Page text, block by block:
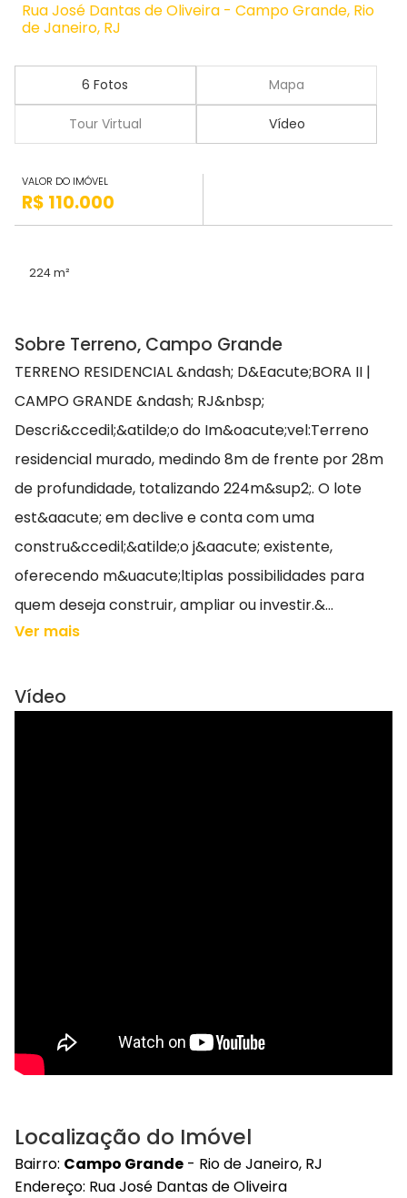
Rua José Dantas de Oliveira - Campo Grande, Rio
de Janeiro, RJ
6 Fotos Mapa
Tour Virtual Vídeo
VALOR DO IMÓVEL
R$ 110.000
224 m²
Sobre Terreno, Campo Grande
TERRENO RESIDENCIAL &ndash; D&Eacute;BORA II |
CAMPO GRANDE &ndash; RJ&nbsp;
Descri&ccedil;&atilde;o do Im&oacute;vel:Terreno
residencial murado, medindo 8m de frente por 28m
de profundidade, totalizando 224m&sup2;. O lote
est&aacute; em declive e conta com uma
constru&ccedil;&atilde;o j&aacute; existente,
oferecendo m&uacute;ltiplas possibilidades para
quem deseja construir, ampliar ou investir.&...
Ver mais
Vídeo
Localização do Imóvel
Bairro: Campo Grande - Rio de Janeiro, RJ
Endereço: Rua José Dantas de Oliveira